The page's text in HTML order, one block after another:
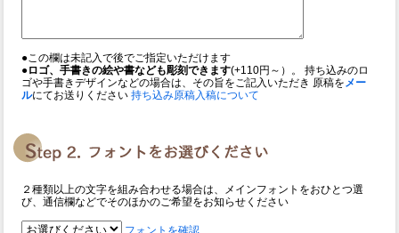
●この欄は未記入で後でご指定いただけます
●ロゴ、手書きの絵や書なども彫刻できます(+110円～）。 持ち込みのロ
ゴや手書きデザインなどの場合は、その旨をご記入いただき 原稿をメー
ルにてお送りください 持ち込み原稿入稿について
２種類以上の文字を組み合わせる場合は、メインフォントをおひとつ選
び、通信欄などでそのほかのご希望をお知らせください